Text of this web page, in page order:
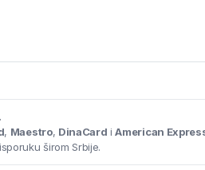
, Maestro, DinaCard iAmerican
širom Srbije.